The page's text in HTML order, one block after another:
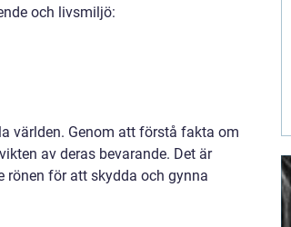
och livsmiljö:
världen. Genom att förstå fakta om
av deras bevarande. Det är
för att skydda och gynna